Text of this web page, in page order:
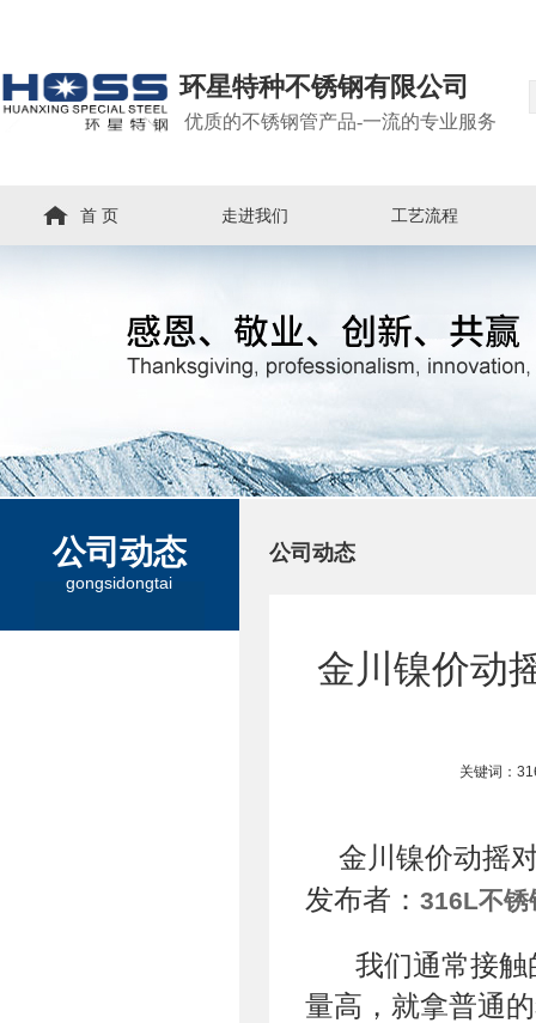
环星特种不锈钢有限公司
优质的不锈钢管产品-一流的专业服务
首 页 走进我们 工艺流程
公司动态
gongsidongtai
公司动态
金川镍价动
关键词：
金川镍价动摇
发布者： 316L不锈
我们通常接
量高，就拿普通的